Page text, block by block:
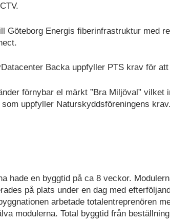
Göteborg Energis fiberinfrastruktur med
Backa uppfyller PTS krav för
förnybar el märkt ”Bra Miljöval”
uppfyller Naturskyddsföreningens krav.
hade en byggtid på ca 8 veckor.
på plats under en dag med
arbetade totalentreprenören
modulerna. Total byggtid från